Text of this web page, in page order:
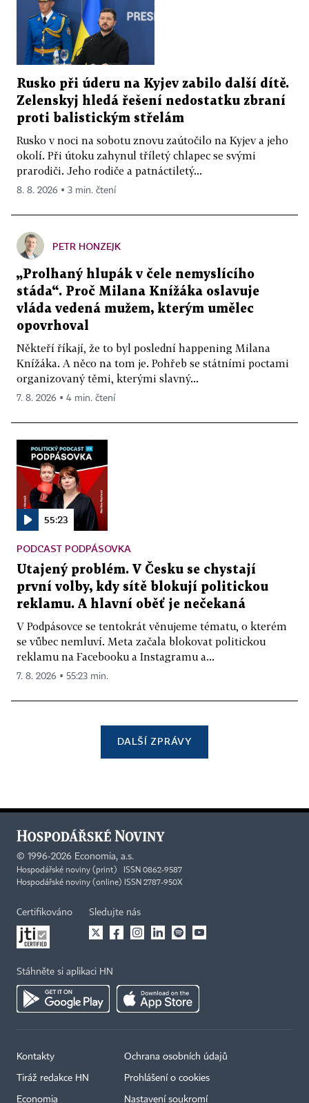
Rusko při úderu na Kyjev zabilo další dítě.
Zelenskyj hledá řešení nedostatku zbraní
proti balistickým střelám
Rusko v noci na sobotu znovu zaútočilo na Kyjev a jeho
okolí. Při útoku zahynul tříletý chlapec se svými
prarodiči. Jeho rodiče a patnáctiletý...
8. 8. 2026 ▪ 3 min. čtení
PETR HONZEJK
„Prolhaný hlupák v čele nemyslícího
stáda“. Proč Milana Knížáka oslavuje
vláda vedená mužem, kterým umělec
opovrhoval
Někteří říkají, že to byl poslední happening Milana
Knížáka. A něco na tom je. Pohřeb se státními poctami
organizovaný těmi, kterými slavný...
7. 8. 2026 ▪ 4 min. čtení
55:23
PODCAST PODPÁSOVKA
Utajený problém. V Česku se chystají
první volby, kdy sítě blokují politickou
reklamu. A hlavní oběť je nečekaná
V Podpásovce se tentokrát věnujeme tématu, o kterém
se vůbec nemluví. Meta začala blokovat politickou
reklamu na Facebooku a Instagramu a...
7. 8. 2026 ▪ 55:23 min.
DALŠÍ ZPRÁVY
© 1996-2026 Economia, a.s.
Hospodářské noviny (print) ISSN 0862-9587
Hospodářské noviny (online) ISSN 2787-950X
Certifikováno Sledujte nás
Stáhněte si aplikaci HN
Kontakty
Tiráž redakce HN
Economia
Ochrana osobních údajů
Prohlášení o cookies
Nastavení soukromí